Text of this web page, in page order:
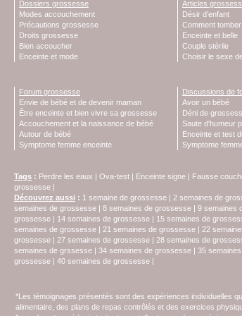
Dossiers grossesse
Modes accouchement
Précautions grossesse
Droits grossesse
Bien accoucher
Enceinte et mode
Articles
Désir d'enfant
Comment
Enceinte et belle
Couple stérile
Choisir le sexe
Forum grossesse
Envie de bébé et de devenir maman
Être enceinte et bien vivre sa grossesse
Accouchement et la naissance de bébé
Autour de bébé
Symptome femme enceinte
Discussions de
Avoir un bébé
Déni de
Saute d'humeur
Enceinte et test
Symptome
Tags : Perdre les eaux | Ova-test | Enceinte signe | Fausse
grossesse |
Découvrez aussi : 1 semaine de grossesse | 2 semaines de
semaines de grossesse | 8 semaines de grossesse | 9 semaines
grossesse | 14 semaines de grossesse | 15 semaines de
semaines de grossesse | 21 semaines de grossesse | 22
grossesse | 27 semaines de grossesse | 28 semaines de
semaines de grssesse | 34 semaines de grossesse | 35
grossesse | 40 semaines de grossesse |
*Les témoignages présentés sont des expériences individuelles
alimentaire, des plans de repas contrôlés et des exercices